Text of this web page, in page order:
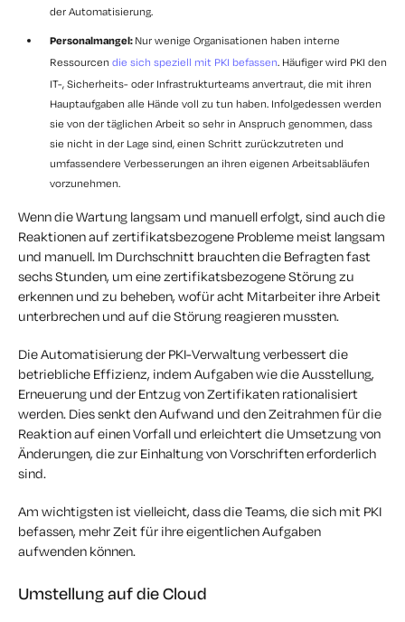
der Automatisierung.
Personalmangel: Nur wenige Organisationen haben interne
Ressourcen die sich speziell mit PKI befassen. Häufiger wird PKI den
IT-, Sicherheits- oder Infrastrukturteams anvertraut, die mit ihren
Hauptaufgaben alle Hände voll zu tun haben. Infolgedessen werden
sie von der täglichen Arbeit so sehr in Anspruch genommen, dass
sie nicht in der Lage sind, einen Schritt zurückzutreten und
umfassendere Verbesserungen an ihren eigenen Arbeitsabläufen
vorzunehmen.
Wenn die Wartung langsam und manuell erfolgt, sind auch die
Reaktionen auf zertifikatsbezogene Probleme meist langsam
und manuell. Im Durchschnitt brauchten die Befragten fast
sechs Stunden, um eine zertifikatsbezogene Störung zu
erkennen und zu beheben, wofür acht Mitarbeiter ihre Arbeit
unterbrechen und auf die Störung reagieren mussten.
Die Automatisierung der PKI-Verwaltung verbessert die
betriebliche Effizienz, indem Aufgaben wie die Ausstellung,
Erneuerung und der Entzug von Zertifikaten rationalisiert
werden. Dies senkt den Aufwand und den Zeitrahmen für die
Reaktion auf einen Vorfall und erleichtert die Umsetzung von
Änderungen, die zur Einhaltung von Vorschriften erforderlich
sind.
Am wichtigsten ist vielleicht, dass die Teams, die sich mit PKI
befassen, mehr Zeit für ihre eigentlichen Aufgaben
aufwenden können.
Umstellung auf die Cloud